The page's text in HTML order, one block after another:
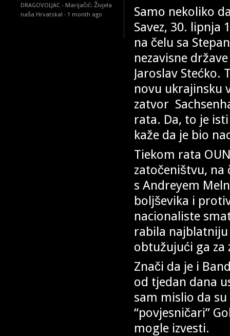
DRAGOVOLJAC - Marijačić: Živjela
naša Hrvatska! · 1 month ago
Samo nekoliko
Savez, 30. lipnja
na čelu sa
nezavisne
Jaroslav Stećko.
novu ukrajinsku
zatvor
rata. Da, to je
kaže da je bio
Tiekom rata
zatočeništvu, na
s Andreyem
boljševika i
nacionaliste
rabila
obtužujući ga
Znači da je i
od tjedan dana
sam mislio da
“povjesničari”
mogle izvesti.